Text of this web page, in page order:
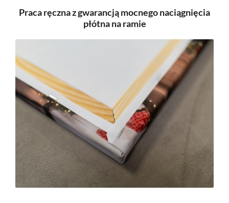
Praca ręczna z gwarancją mocnego naciągnięcia
płótna na ramie